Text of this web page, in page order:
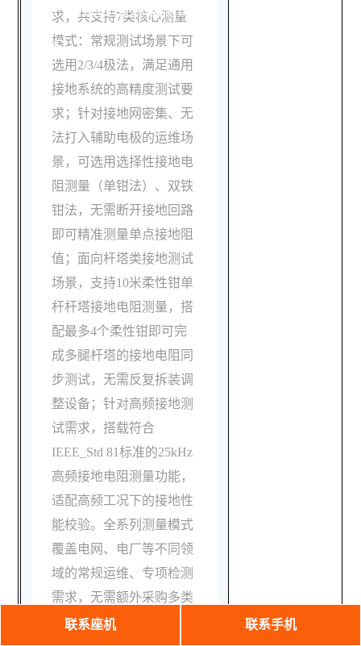
式，分别适配哪些测试场
景？
求，共支持7类核心测量
模式：常规测试场景下可
选用2/3/4极法，满足通用
接地系统的高精度测试要
求；针对接地网密集、无
法打入辅助电极的运维场
景，可选用选择性接地电
阻测量（单钳法）、双铁
钳法，无需断开接地回路
即可精准测量单点接地阻
值；面向杆塔类接地测试
场景，支持10米柔性钳单
杆杆塔接地电阻测量，搭
配最多4个柔性钳即可完
成多腿杆塔的接地电阻同
步测试，无需反复拆装调
整设备；针对高频接地测
试需求，搭载符合
IEEE_Std 81标准的25kHz
高频接地电阻测量功能，
适配高频工况下的接地性
能校验。全系列测量模式
覆盖电网、电厂等不同领
域的常规运维、专项检测
需求，无需额外采购多类
设备即可完成全场景测
联系座机 联系手机